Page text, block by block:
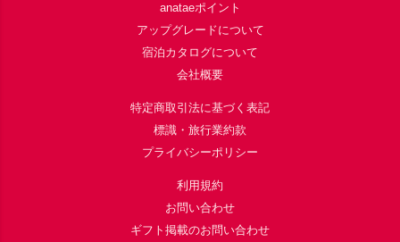
anataeポイント
アップグレードについて
宿泊カタログについて
会社概要
特定商取引法に基づく表記
標識・旅行業約款
プライバシーポリシー
利用規約
お問い合わせ
ギフト掲載のお問い合わせ